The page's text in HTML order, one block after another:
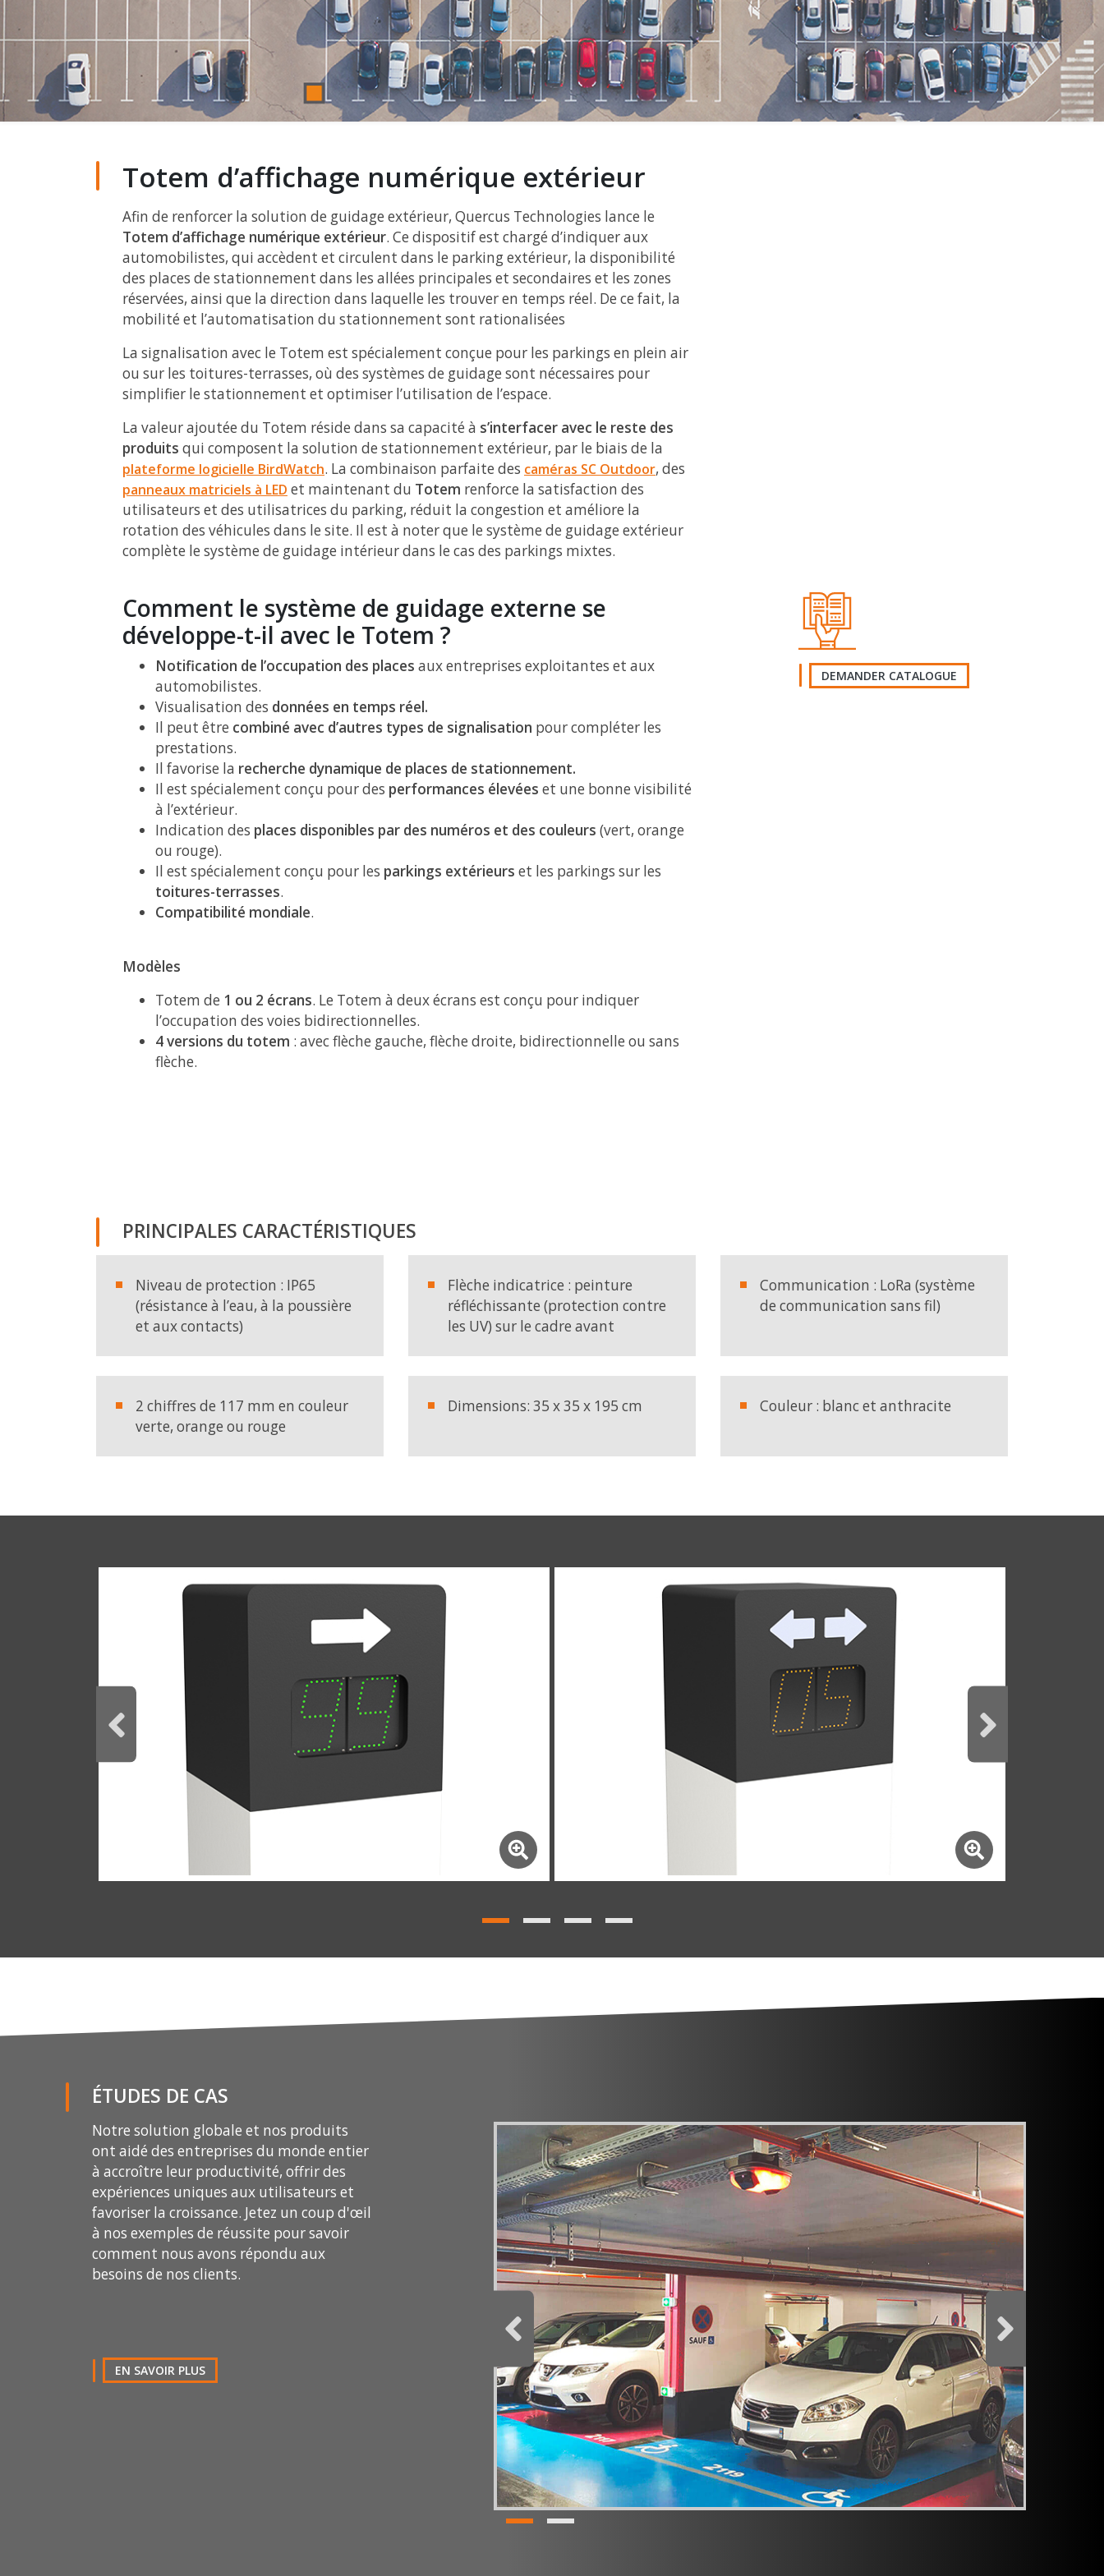
Totem d’affichage numérique extérieur
Afin de renforcer la solution de guidage extérieur, Quercus Technologies lance le
Totem d’affichage numérique extérieur. Ce dispositif est chargé d’indiquer aux
automobilistes, qui accèdent et circulent dans le parking extérieur, la disponibilité
des places de stationnement dans les allées principales et secondaires et les zones
réservées, ainsi que la direction dans laquelle les trouver en temps réel. De ce fait, la
mobilité et l’automatisation du stationnement sont rationalisées
La signalisation avec le Totem est spécialement conçue pour les parkings en plein air
ou sur les toitures-terrasses, où des systèmes de guidage sont nécessaires pour
simplifier le stationnement et optimiser l’utilisation de l’espace.
La valeur ajoutée du Totem réside dans sa capacité à s’interfacer avec le reste des
produits qui composent la solution de stationnement extérieur, par le biais de la
plateforme logicielle BirdWatch. La combinaison parfaite des caméras SC Outdoor, des
panneaux matriciels à LED et maintenant du Totem renforce la satisfaction des
utilisateurs et des utilisatrices du parking, réduit la congestion et améliore la
rotation des véhicules dans le site. Il est à noter que le système de guidage extérieur
complète le système de guidage intérieur dans le cas des parkings mixtes.
Comment le système de guidage externe se
développe-t-il avec le Totem ?
Notification de l’occupation des places aux entreprises exploitantes et aux
automobilistes.
Visualisation des données en temps réel.
Il peut être combiné avec d’autres types de signalisation pour compléter les
prestations.
Il favorise la recherche dynamique de places de stationnement.
Il est spécialement conçu pour des performances élevées et une bonne visibilité
à l’extérieur.
Indication des places disponibles par des numéros et des couleurs (vert, orange
ou rouge).
Il est spécialement conçu pour les parkings extérieurs et les parkings sur les
toitures-terrasses.
Compatibilité mondiale.
Modèles
Totem de 1 ou 2 écrans. Le Totem à deux écrans est conçu pour indiquer
l’occupation des voies bidirectionnelles.
4 versions du totem : avec flèche gauche, flèche droite, bidirectionnelle ou sans
flèche.
DEMANDER CATALOGUE
E-mail
J’ai lu et j’accepte la politique de confidentialité
Totem d’affichage numérique extérieur
DEMANDER CATALOGUE
PRINCIPALES CARACTÉRISTIQUES
Niveau de protection : IP65
(résistance à l’eau, à la poussière
et aux contacts)
Flèche indicatrice : peinture
réfléchissante (protection contre
les UV) sur le cadre avant
Communication : LoRa (système
de communication sans fil)
2 chiffres de 117 mm en couleur
verte, orange ou rouge
Dimensions: 35 x 35 x 195 cm Couleur : blanc et anthracite
Entreprise
Pays
ÉTUDES DE CAS
Notre solution globale et nos produits
ont aidé des entreprises du monde entier
à accroître leur productivité, offrir des
expériences uniques aux utilisateurs et
favoriser la croissance. Jetez un coup d'œil
à nos exemples de réussite pour savoir
comment nous avons répondu aux
besoins de nos clients.
EN SAVOIR PLUS